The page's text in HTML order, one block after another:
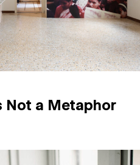
Not a Metaphor